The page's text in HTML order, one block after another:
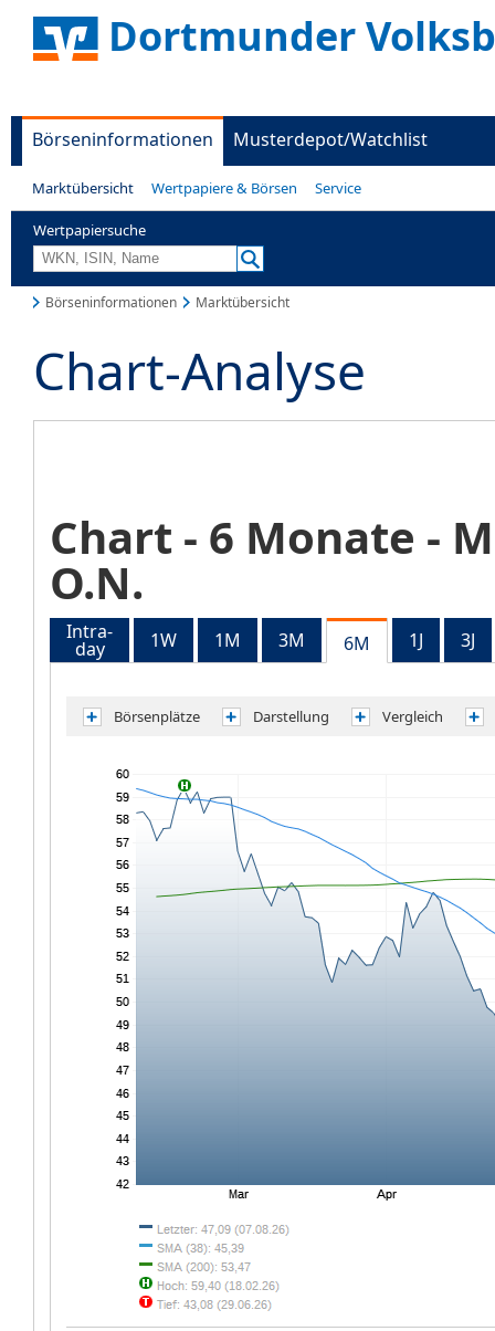
Dortmunder
Börseninformationen Musterdepot/Watchlist
Marktübersicht Wertpapiere & Börsen Service
Wertpapiersuche
Börseninformationen Marktübersicht
Chart-Analyse
Chart - 6 Monate -
O.N.
Intra-
day 1W 1M 3M 6M 1J 3J
Börsenplätze Darstellung Vergleich